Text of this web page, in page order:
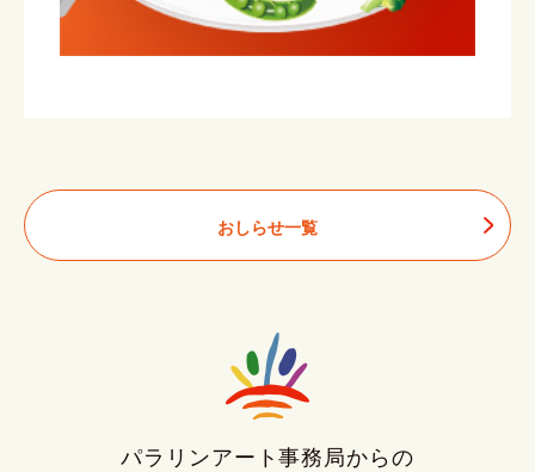
おしらせ一覧
パラリンアート事務局からの